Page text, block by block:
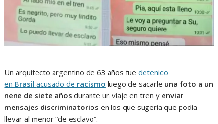
Un arquitecto argentino de 63 años fue detenido
en Brasilacusado de racismo luego de sacarle una foto a un
nene de siete años durante un viaje en tren y enviar
mensajes discriminatoriosen los que sugería que podía
llevar al menor “de esclavo”.